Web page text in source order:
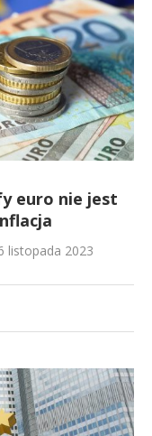
euro nie jest
listopada 2023